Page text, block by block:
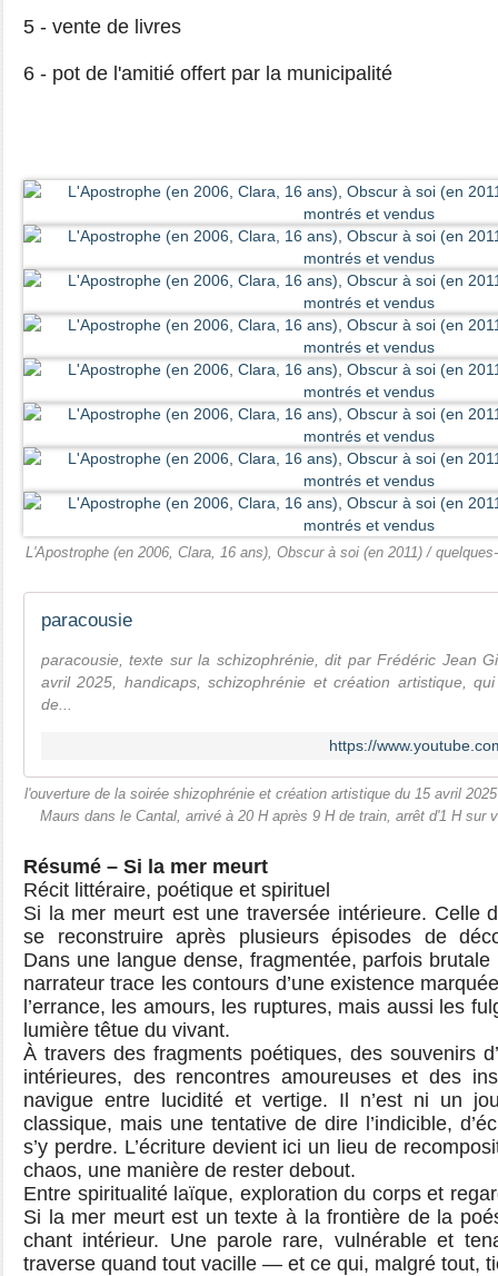
5 - vente de livres
6 - pot de l'amitié offert par la municipalité
L'Apostrophe (en 2006, Clara, 16 ans), Obscur à soi (en 2011) /
paracousie
paracousie, texte sur la schizophrénie, dit par Frédéric Jean
avril 2025, handicaps, schizophrénie et création artistique,
de...
https://
l'ouverture de la soirée shizophrénie et création artistique du 15 avril
Maurs dans le Cantal, arrivé à 20 H après 9 H de train, arrêt d'1 H sur
Résumé – Si la mer meurt
Récit littéraire, poétique et spirituel
Si la mer meurt est une traversée intérieure. Celle
se reconstruire après plusieurs épisodes de
Dans une langue dense, fragmentée, parfois
narrateur trace les contours d’une existence
l’errance, les amours, les ruptures, mais aussi les
lumière têtue du vivant.
À travers des fragments poétiques, des souvenirs
intérieures, des rencontres amoureuses et des
navigue entre lucidité et vertige. Il n’est ni un
classique, mais une tentative de dire l’indicible,
s’y perdre. L’écriture devient ici un lieu de
chaos, une manière de rester debout.
Entre spiritualité laïque, exploration du corps et
Si la mer meurt est un texte à la frontière de la
chant intérieur. Une parole rare, vulnérable et
traverse quand tout vacille — et ce qui, malgré tout,